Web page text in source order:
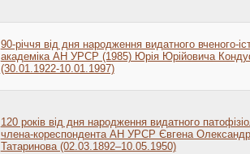
90-річчя від дня народження видатного вченого-
академіка АН УРСР (1985) Юрія Юрійовича
(30.01.1922-10.01.1997)
120 років від дня народження видатного
члена-кореспондента АН УРСР Євгена
Татаринова (02.03.1892–10.05.1950)